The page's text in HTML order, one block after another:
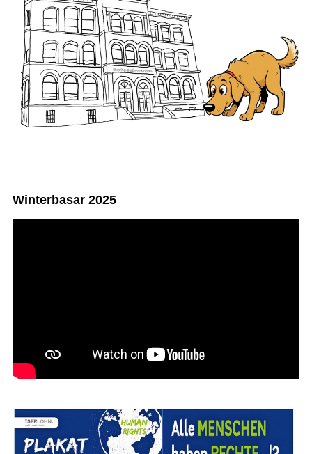
Winterbasar 2025